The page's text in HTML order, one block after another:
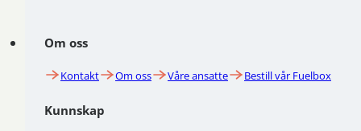
Om oss
Kontakt Om oss Våre ansatte Bestill vår Fuelbox
Kunnskap